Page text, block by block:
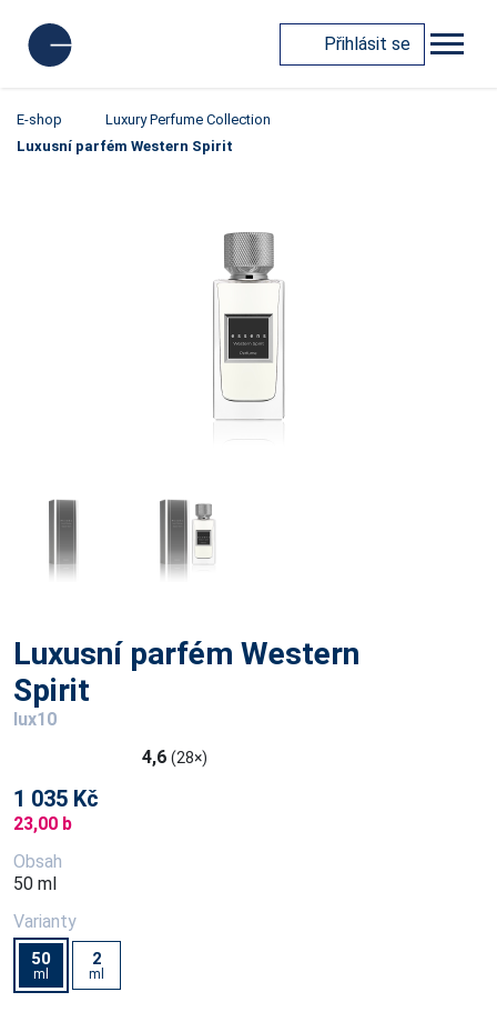
Přihlásit se
E-shop
Luxury Perfume Collection
Luxusní parfém Western Spirit
Luxusní parfém Western
Spirit
lux10
4,6 (28×)
1 035 Kč
23,00 b
Obsah
50 ml
Varianty
50
ml
2
ml